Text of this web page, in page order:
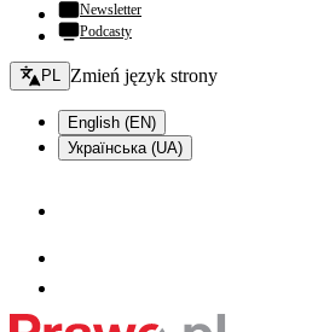
Newsletter
Podcasty
Zmień język - bieżący:
PL Zmień język strony
English (EN)
Українська (UA)